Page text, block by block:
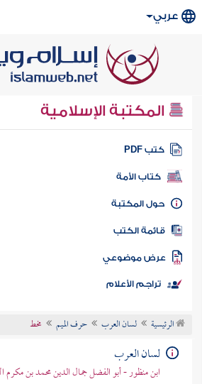
عربي
المكتبة الإسلامية
كتب PDF
كتاب الأمة
المكتبة
الكتب
موضوعي
تراجم الأعلام
الرئيسية لسان العرب حرف الميم مخط
لسان العرب
ابن منظور - أبو الفضل جمال الدين محمد بن مكرم